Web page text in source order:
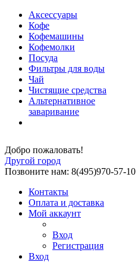
Аксессуары
Кофе
Кофемашины
Кофемолки
Посуда
Фильтры для воды
Чай
Чистящие средства
Альтернативное
заваривание
Добро пожаловать!
Другой город
Позвоните нам: 8(495)970-57-10
Контакты
Оплата и доставка
Мой аккаунт
Вход
Регистрация
Вход